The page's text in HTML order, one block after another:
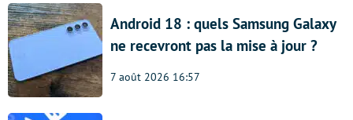
Android 18 : quels Samsung Galaxy
ne recevront pas la mise à jour ?
7 août 2026 16:57